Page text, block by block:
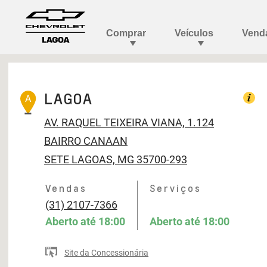
A LAGOA
AV. RAQUEL TEIXEIRA VIANA, 1.124
BAIRRO CANAAN
SETE LAGOAS, MG 35700-293
Vendas
(31) 2107-7366
Aberto até 18:00
Serviços
Aberto até 18:00
Site da Concessionária